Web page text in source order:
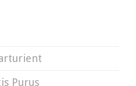
Purus